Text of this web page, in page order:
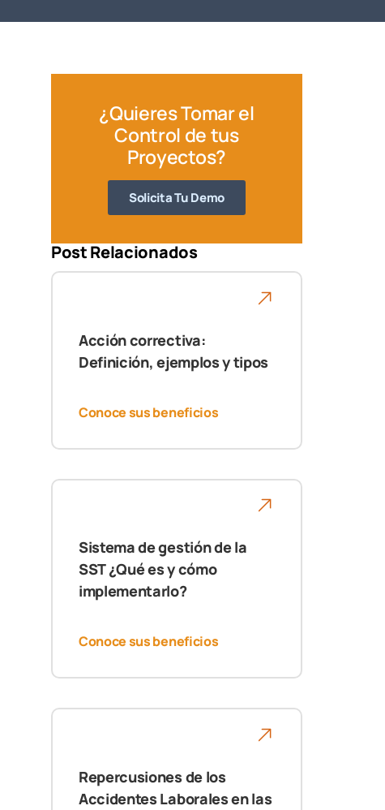
¿Quieres Tomar el
Control de tus
Proyectos?
Solicita Tu Demo
Post Relacionados
Acción correctiva:
Definición, ejemplos y tipos
Conoce sus beneficios
Sistema de gestión de la
SST ¿Qué es y cómo
implementarlo?
Conoce sus beneficios
Repercusiones de los
Accidentes Laborales en las